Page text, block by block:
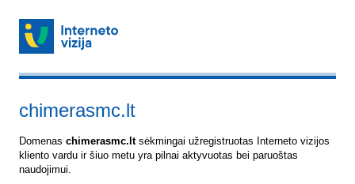
chimerasmc.lt
Domenas chimerasmc.ltsėkmingai užregistruotas Interneto vizijos
kliento vardu ir šiuo metu yra pilnai aktyvuotas bei paruoštas
naudojimui.